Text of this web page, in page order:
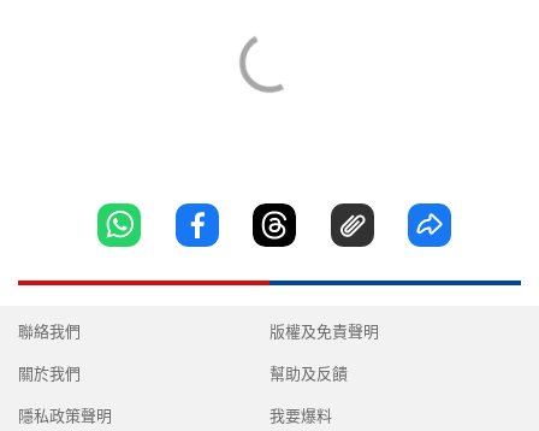
聯絡我們
關於我們
隱私政策聲明
版權及免責聲明
幫助及反饋
我要爆料